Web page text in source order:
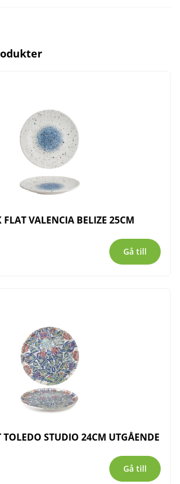
FLAT VALENCIA BELIZE 25CM
Gå till
STUDIO 24CM UTGÅENDE
Gå till